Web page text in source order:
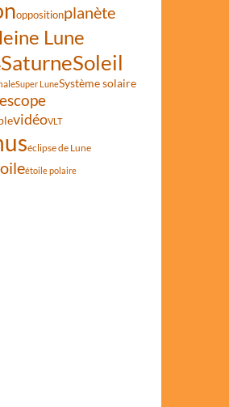
oppositionplanète
Lune
SaturneSoleil
Super LuneSystème solaire
vidéoVLT
éclipse de Lune
étoile polaire